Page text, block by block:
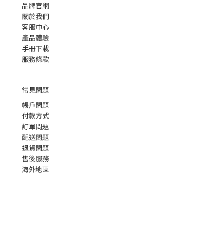
品牌官網
關於我們
客服中心
產品體驗
手冊下載
服務條款
常見問題
帳戶問題
付款方式
訂單問題
配送問題
退貨問題
售後服務
海外地區